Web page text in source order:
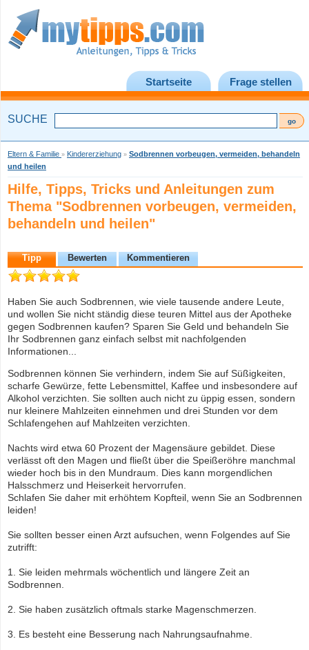
Startseite Frage stellen
SUCHE
Eltern & Familie » Kindererziehung » Sodbrennen vorbeugen, vermeiden, behandeln
und heilen
Hilfe, Tipps, Tricks und Anleitungen zum
Thema "Sodbrennen vorbeugen, vermeiden,
behandeln und heilen"
Tipp Bewerten Kommentieren
Haben Sie auch Sodbrennen, wie viele tausende andere Leute,
und wollen Sie nicht ständig diese teuren Mittel aus der Apotheke
gegen Sodbrennen kaufen? Sparen Sie Geld und behandeln Sie
Ihr Sodbrennen ganz einfach selbst mit nachfolgenden
Informationen...
Sodbrennen können Sie verhindern, indem Sie auf Süßigkeiten,
scharfe Gewürze, fette Lebensmittel, Kaffee und insbesondere auf
Alkohol verzichten. Sie sollten auch nicht zu üppig essen, sondern
nur kleinere Mahlzeiten einnehmen und drei Stunden vor dem
Schlafengehen auf Mahlzeiten verzichten.
Nachts wird etwa 60 Prozent der Magensäure gebildet. Diese
verlässt oft den Magen und fließt über die Speißeröhre manchmal
wieder hoch bis in den Mundraum. Dies kann morgendlichen
Halsschmerz und Heiserkeit hervorrufen.
Schlafen Sie daher mit erhöhtem Kopfteil, wenn Sie an Sodbrennen
leiden!
Sie sollten besser einen Arzt aufsuchen, wenn Folgendes auf Sie
zutrifft:
1. Sie leiden mehrmals wöchentlich und längere Zeit an
Sodbrennen.
2. Sie haben zusätzlich oftmals starke Magenschmerzen.
3. Es besteht eine Besserung nach Nahrungsaufnahme.